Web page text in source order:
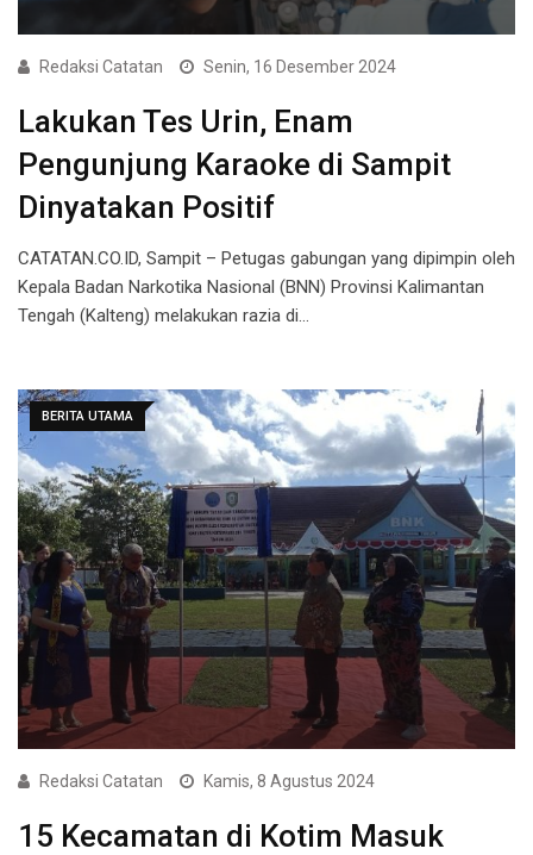
Redaksi Catatan Senin, 16 Desember 2024
Lakukan Tes Urin, Enam
Pengunjung Karaoke di Sampit
Dinyatakan Positif
CATATAN.CO.ID, Sampit – Petugas gabungan yang dipimpin oleh
Kepala Badan Narkotika Nasional (BNN) Provinsi Kalimantan
Tengah (Kalteng) melakukan razia di…
BERITA UTAMA
Redaksi Catatan Kamis, 8 Agustus 2024
15 Kecamatan di Kotim Masuk